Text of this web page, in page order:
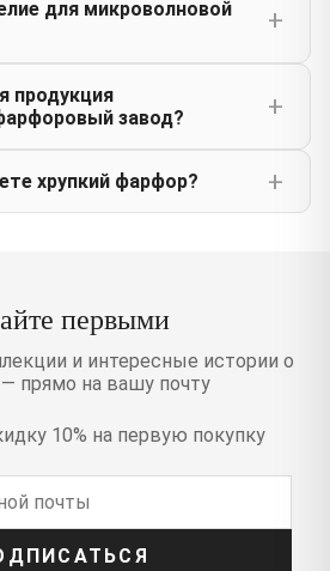
для микроволновой
продукция
завод?
хрупкий фарфор?
первыми
и интересные истории о
прямо на вашу почту
10% на первую покупку